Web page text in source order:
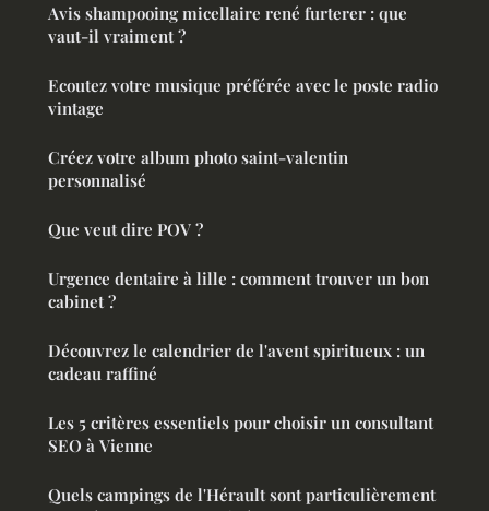
Avis shampooing micellaire rené furterer : que
vaut-il vraiment ?
Ecoutez votre musique préférée avec le poste radio
vintage
Créez votre album photo saint-valentin
personnalisé
Que veut dire POV ?
Urgence dentaire à lille : comment trouver un bon
cabinet ?
Découvrez le calendrier de l'avent spiritueux : un
cadeau raffiné
Les 5 critères essentiels pour choisir un consultant
SEO à Vienne
Quels campings de l'Hérault sont particulièrement